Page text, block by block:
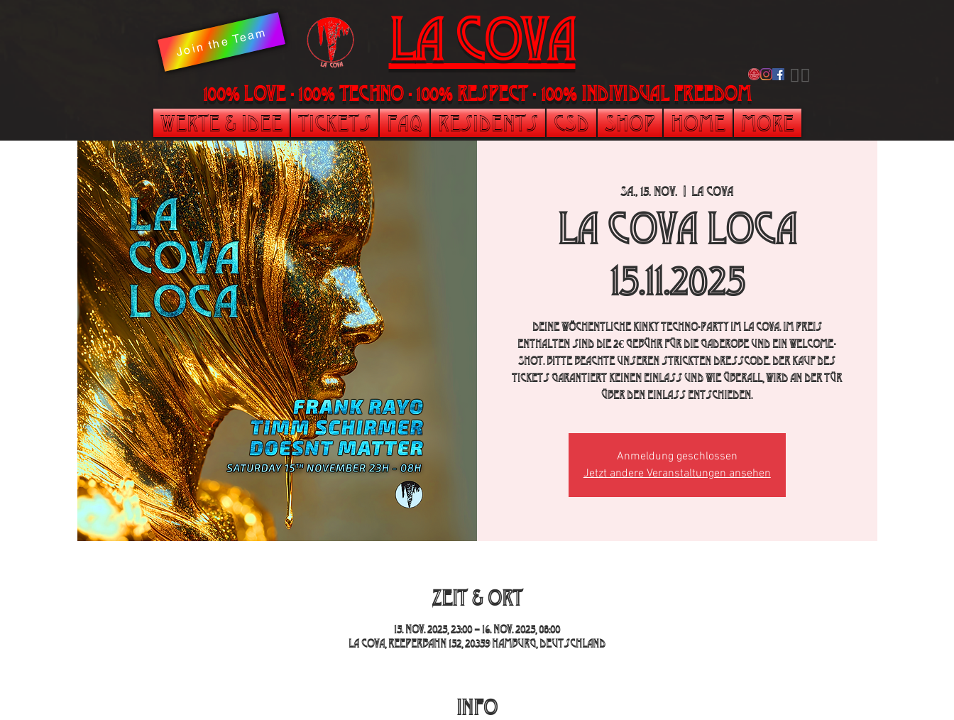
LA Cova
100% LOVE - 100% Techno - 100% Respect - 100% individual freedom
​🏳️‍🌈
Join the Team
Werte & Idee Tickets FAQ Residents CSD Shop Home More
Sa., 15. Nov.
  |
La Cova
La Cova Loca
15.11.2025
Deine wöchentliche Kinky Techno-Party im La Cova. im Preis
enthalten sind die 2€ Gebühr für die Gaderobe und ein Welcome-
Shot. Bitte beachte unseren strickten Dresscode. Der Kauf des
Tickets garantiert keinen Einlass und wie überall, wird an der Tür
über den Einlass entschieden.
Anmeldung geschlossen
Jetzt andere Veranstaltungen ansehen
Zeit & Ort
15. Nov. 2025, 23:00 – 16. Nov. 2025, 08:00
La Cova, Reeperbahn 152, 20359 Hamburg, Deutschland
INFO